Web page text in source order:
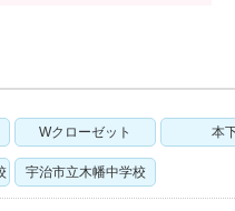
Wクローゼット 本
宇治市立木幡中学校